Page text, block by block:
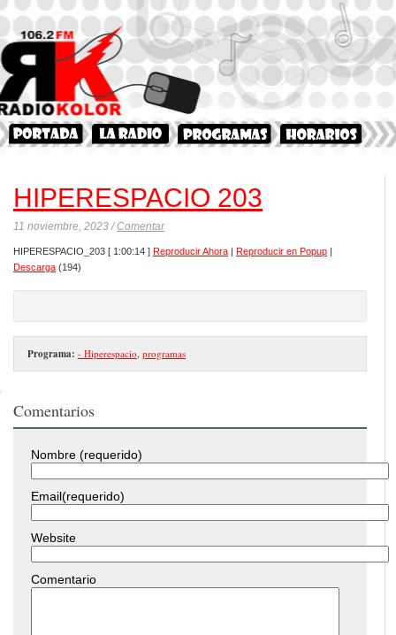
HIPERESPACIO 203
11 noviembre, 2023 /Comentar
HIPERESPACIO_203 [ 1:00:14 ] Reproducir Ahora | Reproducir en Popup |
Descarga (194)
Programa: - Hiperespacio, programas
Comentarios
Nombre (requerido)
Email(requerido)
Website
Comentario